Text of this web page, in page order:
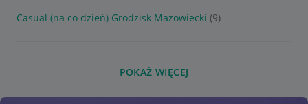
Casual (na co dzień) Grodzisk Mazowiecki (9)
POKAŻ WIĘCEJ